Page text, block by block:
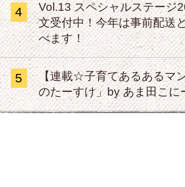
4
Vol.13 スペシャルステージ
文受付中！今年は事前配送
べます！
5
【連載☆子育てあるあるマ
のたーすけ」by あま田こに